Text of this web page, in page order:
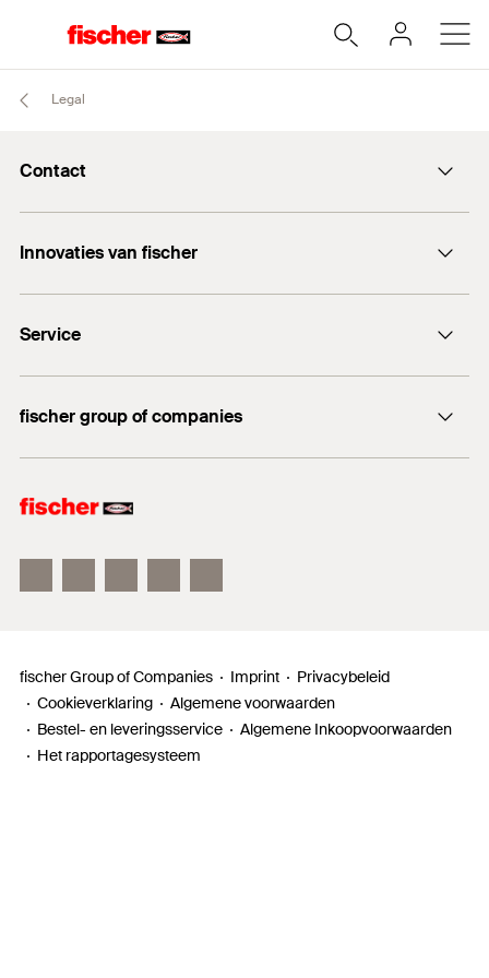
Legal
Contact
info@fischer.nl
+31 35 6 95 66 66
Innovaties van fischer
DuoSeal
Traploze stelschroef FAFS
FIS V Plus
Service
Technisch advies
fischer group of companies
fischer Electronic Solutions
fischer Group of Companies Imprint
Privacybeleid
Cookieverklaring
Algemene voorwaarden
Bestel- en leveringsservice
Algemene Inkoopvoorwaarden
Het rapportagesysteem